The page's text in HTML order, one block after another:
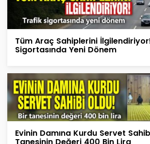
Tüm Araç Sahiplerini
Sigortasında Yeni Dönem
Evinin Damına Kurdu Servet